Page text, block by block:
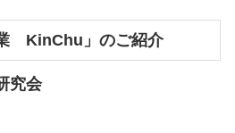
KinChu」のご紹介
究会